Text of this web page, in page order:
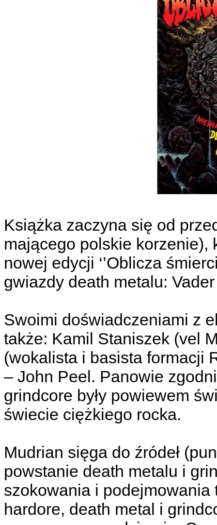
Książka zaczyna się od
mającego polskie
nowej edycji ‘’Oblicza
gwiazdy death metalu:
Swoimi doświadczeniami z
także: Kamil Staniszek (vel
(wokalista i basista formacji
– John Peel. Panowie
grindcore były powiewem
świecie ciężkiego rocka.
Mudrian sięga do źródeł
powstanie death metalu i
szokowania i podejmowania
hardore, death metal i